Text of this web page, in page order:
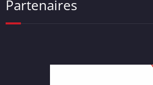
Partenaires